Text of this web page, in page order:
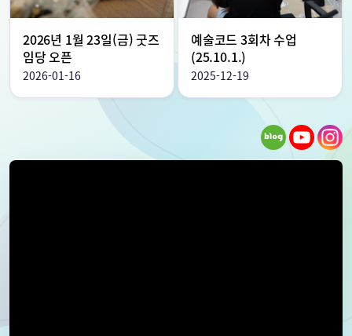
2026년 1월 23일(금) 굿즈
임당 오픈
2026-01-16
예술코드 3회차 수업
(25.10.1.)
2025-12-19